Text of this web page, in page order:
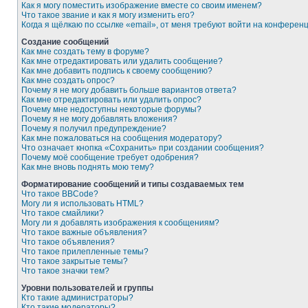
Как я могу поместить изображение вместе со своим именем?
Что такое звание и как я могу изменить его?
Когда я щёлкаю по ссылке «email», от меня требуют войти на
Создание сообщений
Как мне создать тему в форуме?
Как мне отредактировать или удалить сообщение?
Как мне добавить подпись к своему сообщению?
Как мне создать опрос?
Почему я не могу добавить больше вариантов ответа?
Как мне отредактировать или удалить опрос?
Почему мне недоступны некоторые форумы?
Почему я не могу добавлять вложения?
Почему я получил предупреждение?
Как мне пожаловаться на сообщения модератору?
Что означает кнопка «Сохранить» при создании сообщения?
Почему моё сообщение требует одобрения?
Как мне вновь поднять мою тему?
Форматирование сообщений и типы создаваемых тем
Что такое BBCode?
Могу ли я использовать HTML?
Что такое смайлики?
Могу ли я добавлять изображения к сообщениям?
Что такое важные объявления?
Что такое объявления?
Что такое прилепленные темы?
Что такое закрытые темы?
Что такое значки тем?
Уровни пользователей и группы
Кто такие администраторы?